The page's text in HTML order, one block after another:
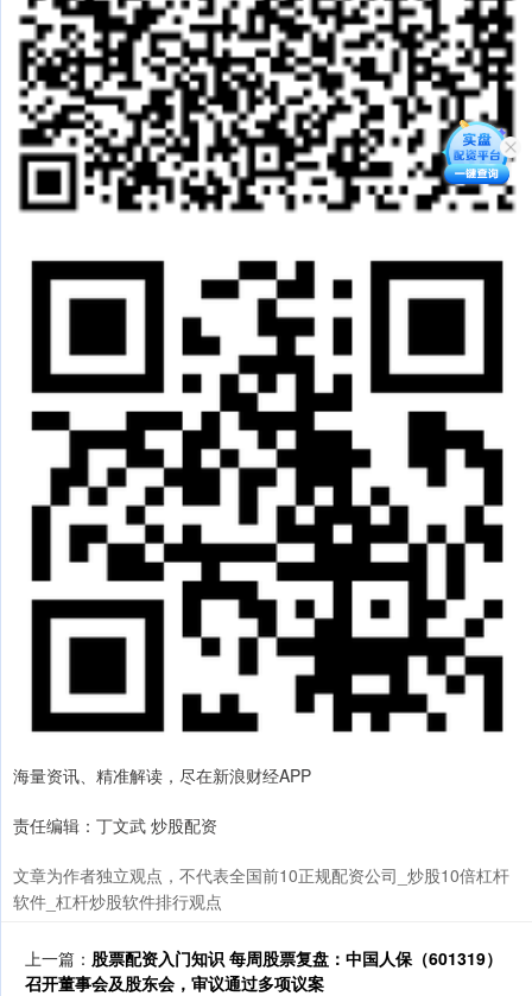
海量资讯、精准解读，尽在新浪财经APP
责任编辑：丁文武 炒股配资
文章为作者独立观点，不代表全国前10正规配资公司_炒股10倍杠杆
软件_杠杆炒股软件排行观点
上一篇： 股票配资入门知识 每周股票复盘：中国人保（601319）
召开董事会及股东会，审议通过多项议案